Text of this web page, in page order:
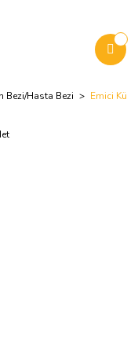
Bezi/Hasta Bezi Emici